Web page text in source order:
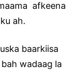
afkeena
ah.
baarkiisa
wadaag la